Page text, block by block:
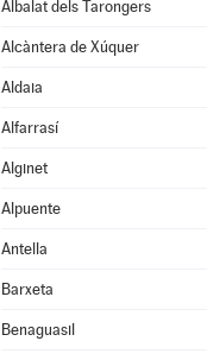
Albalat dels Tarongers
Alcàntera de Xúquer
Aldaia
Alfarrasí
Alginet
Alpuente
Antella
Barxeta
Benaguasil